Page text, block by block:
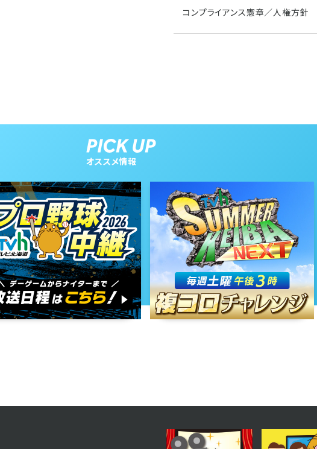
コンプライアンス憲章／人権方針
オススメ情報